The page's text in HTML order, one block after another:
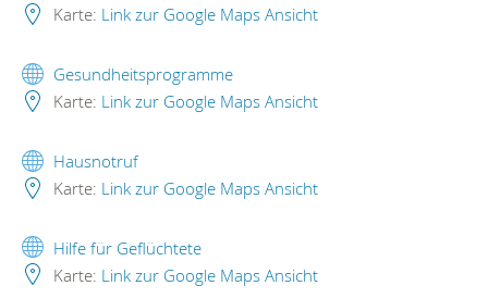
Karte: Link zur Google Maps Ansicht
Gesundheitsprogramme
Karte: Link zur Google Maps Ansicht
Hausnotruf
Karte: Link zur Google Maps Ansicht
Hilfe für Geflüchtete
Karte: Link zur Google Maps Ansicht